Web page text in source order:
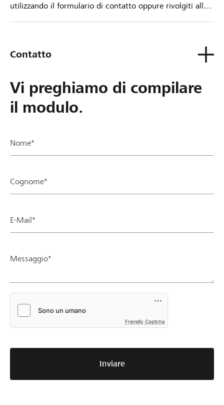
utilizzando il formulario di contatto oppure rivolgiti alla
Contatto
Vi preghiamo di compilare
il modulo.
Nome*
Cognome*
E-Mail*
Messaggio*
Friendly Captcha
Inviare